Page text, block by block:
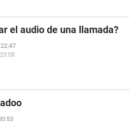
el audio de una llamada?